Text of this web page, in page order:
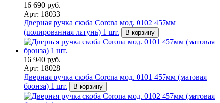
16 690 руб.
Арт: 18033
Дверная ручка скоба Corona мод. 0102 457мм
(полированная латунь) 1 шт.
В корзину
16 940 руб.
Арт: 18028
Дверная ручка скоба Corona мод. 0101 457мм (матовая
бронза) 1 шт.
В корзину